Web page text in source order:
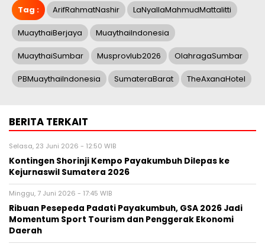
Tag : ArifRahmatNashir LaNyallaMahmudMattalitti
MuaythaiBerjaya MuaythaiIndonesia
MuaythaiSumbar Musprovlub2026 OlahragaSumbar
PBMuaythaiIndonesia SumateraBarat TheAxanaHotel
BERITA TERKAIT
Selasa, 23 Juni 2026 - 12:50 WIB
Kontingen Shorinji Kempo Payakumbuh Dilepas ke
Kejurnaswil Sumatera 2026
Minggu, 7 Juni 2026 - 17:45 WIB
Ribuan Pesepeda Padati Payakumbuh, GSA 2026 Jadi
Momentum Sport Tourism dan Penggerak Ekonomi
Daerah